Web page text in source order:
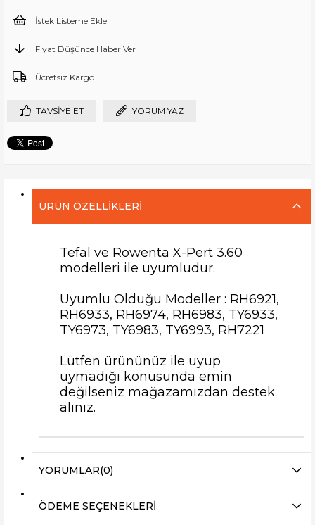
İstek Listeme Ekle
Fiyat Düşünce Haber Ver
Ücretsiz Kargo
TAVSIYE ET YORUM YAZ
ÜRÜN ÖZELLIKLERI
Tefal ve Rowenta X-Pert 3.60
modelleri ile uyumludur.
Uyumlu Olduğu Modeller : RH6921,
RH6933, RH6974, RH6983, TY6933,
TY6973, TY6983, TY6993, RH7221
Lütfen ürününüz ile uyup
uymadığı konusunda emin
değilseniz mağazamızdan destek
alınız.
YORUMLAR(0)
ÖDEME SEÇENEKLERI